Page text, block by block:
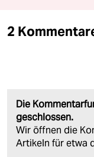
2
Die
geschlossen.
Wir öffnen die
Artikeln für etwa